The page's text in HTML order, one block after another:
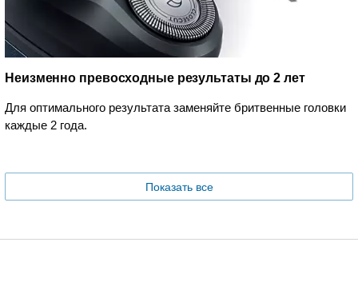
Неизменно превосходные результаты до 2 лет
Для оптимального результата заменяйте бритвенные головки
каждые 2 года.
Показать все